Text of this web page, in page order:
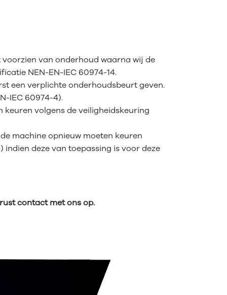
van onderhoud waarna wij de
NEN-EN-IEC 60974-14.
een verplichte onderhoudsbeurt geven.
IEC 60974-4).
volgens de veiligheidskeuring
machine opnieuw moeten keuren
indien deze van toepassing is voor deze
contact met ons op.